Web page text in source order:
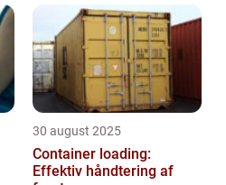
30 august 2025
Container loading:
Effektiv håndtering af